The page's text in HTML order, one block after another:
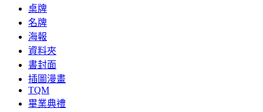
桌牌
名牌
海報
資料夾
書封面
插圖漫畫
TQM
畢業典禮